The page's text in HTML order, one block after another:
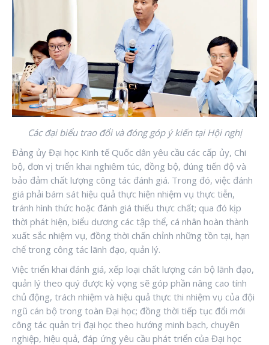
Các đại biểu trao đổi và đóng góp ý kiến tại Hội nghị
Đảng ủy Đại học Kinh tế Quốc dân yêu cầu các cấp ủy, Chi
bộ, đơn vị triển khai nghiêm túc, đồng bộ, đúng tiến độ và
bảo đảm chất lượng công tác đánh giá. Trong đó, việc đánh
giá phải bám sát hiệu quả thực hiện nhiệm vụ thực tiễn,
tránh hình thức hoặc đánh giá thiếu thực chất; qua đó kịp
thời phát hiện, biểu dương các tập thể, cá nhân hoàn thành
xuất sắc nhiệm vụ, đồng thời chấn chỉnh những tồn tại, hạn
chế trong công tác lãnh đạo, quản lý.
Việc triển khai đánh giá, xếp loại chất lượng cán bộ lãnh đạo,
quản lý theo quý được kỳ vọng sẽ góp phần nâng cao tính
chủ động, trách nhiệm và hiệu quả thực thi nhiệm vụ của đội
ngũ cán bộ trong toàn Đại học; đồng thời tiếp tục đổi mới
công tác quản trị đại học theo hướng minh bạch, chuyên
nghiệp, hiệu quả, đáp ứng yêu cầu phát triển của Đại học